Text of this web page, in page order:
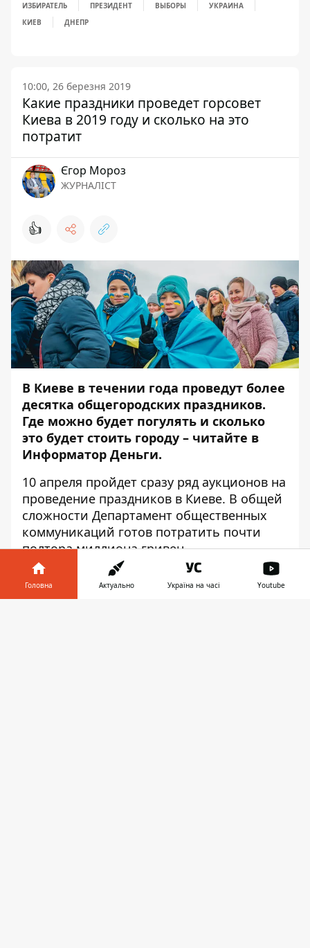
ИЗБИРАТЕЛЬ ПРЕЗИДЕНТ ВЫБОРЫ
УКРАИНА
КИЕВ
ДНЕПР
10:00, 26 березня 2019
Какие праздники проведет горсовет
Киева в 2019 году и сколько на это
потратит
Єгор Мороз
ЖУРНАЛІСТ
👍
В Киеве в течении года проведут более
десятка общегородских праздников.
Где можно будет погулять и сколько
это будет стоить городу – читайте в
Информатор Деньги.
10 апреля пройдет сразу ряд аукционов на
проведение праздников в Киеве. В общей
сложности Департамент общественных
коммуникаций готов потратить почти
полтора миллиона гривен.
Первые гуляния пройдут в столице
мая. Киев будет отмечать День Европы.
Головна Актуально Україна на часі Youtube